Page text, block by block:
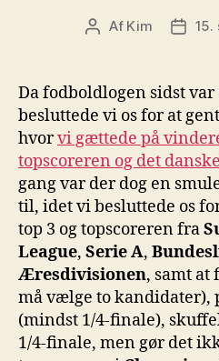
Indlægsforfatter
Af Kim 15.
Da fodboldlogen sidst var
besluttede vi os for at
hvorvi gættede på
topscoreren og det
gang var der dog en
til, idet vi besluttede os
top 3 og topscoreren fra
League, Serie A,
Æresdivisionen, samt
må vælge to kandidater),
(mindst 1/4-finale),
1/4-finale, men gør det